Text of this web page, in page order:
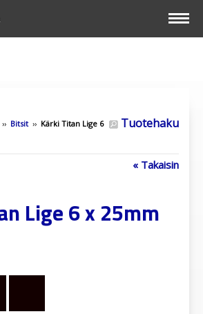
Tuotehaku
Bitsit ›› Kärki Titan Lige 6
« Takaisin
Lige 6 x 25mm